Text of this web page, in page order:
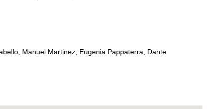
Manuel Martinez, Eugenia Pappaterra, Dante